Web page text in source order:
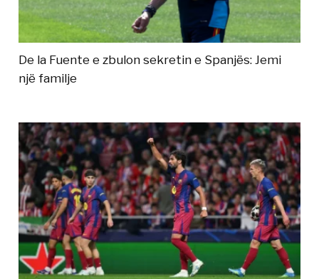
De la Fuente e zbulon sekretin e Spanjës: Jemi
një familje